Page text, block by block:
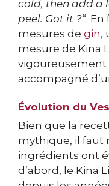
cold, then add a
peel. Got it ?“.
mesures de gin,
mesure de Kina
vigoureusement
accompagné
Évolution du
Bien que la
mythique, il faut
ingrédients ont
d’abord, le Kina